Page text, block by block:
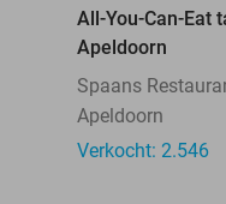
All-You-Can-Eat
Apeldoorn
Spaans
Apeldoorn
Verkocht: 2.546